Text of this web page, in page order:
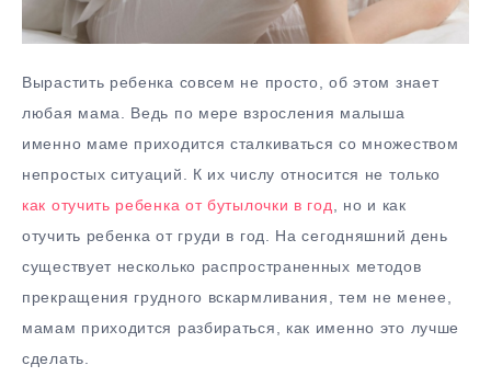
Вырастить ребенка совсем не просто, об этом знает
любая мама. Ведь по мере взросления малыша
именно маме приходится сталкиваться со множеством
непростых ситуаций. К их числу относится не только
как отучить ребенка от бутылочки в год
, но и как
отучить ребенка от груди в год. На сегодняшний день
существует несколько распространенных методов
прекращения грудного вскармливания, тем не менее,
мамам приходится разбираться, как именно это лучше
сделать.